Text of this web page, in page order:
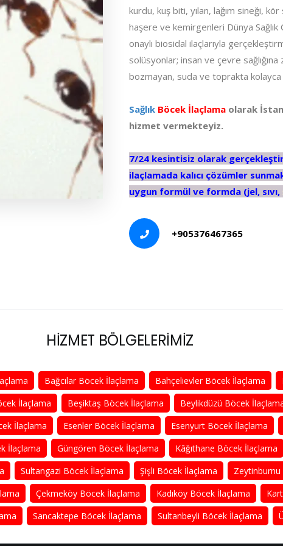
kurdu, kuş biti, yılan, lağım sineği,
haşere ve kemirgenleri Dünya Sağlık
onaylı biosidal ilaçlarıyla
solüsyonlar; insan ve çevre
bozmayan, suda ve toprakta
Sağlık Böcek İlaçlama olarak
hizmet vermekteyiz.
7/24 kesintisiz olarak
ilaçlamada kalıcı çözümler
uygun formül ve formda (jel,
+905376467365
HİZMET BÖLGELERİMİZ
Bağcılar Böcek İlaçlama Bahçelievler Böcek İlaçlama
İlaçlama Beşiktaş Böcek İlaçlama Beylikdüzü Böcek
İlaçlama Esenler Böcek İlaçlama Esenyurt Böcek İlaçlama
İlaçlama Güngören Böcek İlaçlama Kâğıthane Böcek İlaçlama
Sultangazi Böcek İlaçlama Şişli Böcek İlaçlama
Çekmeköy Böcek İlaçlama Kadıköy Böcek İlaçlama
Sancaktepe Böcek İlaçlama Sultanbeyli Böcek İlaçlama